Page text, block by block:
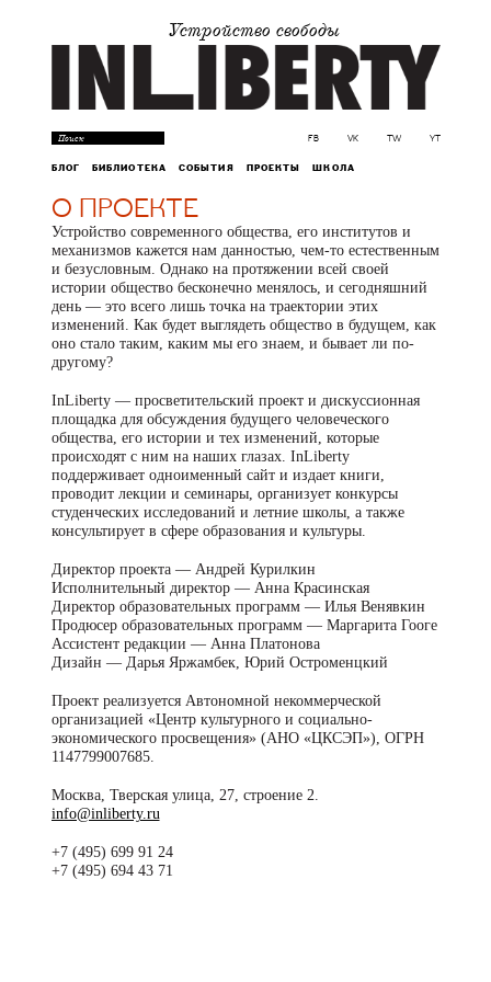
Устройство свободы
FB VK TW YT
БЛОГ БИБЛИОТЕКА СОБЫТИЯ ПРОЕКТЫ ШКОЛА
О ПРОЕКТЕ
Устройство современного общества, его институтов и
механизмов кажется нам данностью, чем-то естественным
и безусловным. Однако на протяжении всей своей
истории общество бесконечно менялось, и сегодняшний
день — это всего лишь точка на траектории этих
изменений. Как будет выглядеть общество в будущем, как
оно стало таким, каким мы его знаем, и бывает ли по-
другому?
InLiberty — просветительский проект и дискуссионная
площадка для обсуждения будущего человеческого
общества, его истории и тех изменений, которые
происходят с ним на наших глазах. InLiberty
поддерживает одноименный сайт и издает книги,
проводит лекции и семинары, организует конкурсы
студенческих исследований и летние школы, а также
консультирует в сфере образования и культуры.
Директор проекта — Андрей Курилкин
Исполнительный директор — Анна Красинская
Директор образовательных программ — Илья Венявкин
Продюсер образовательных программ — Маргарита Гооге
Ассистент редакции — Анна Платонова
Дизайн — Дарья Яржамбек, Юрий Остроменцкий
Проект реализуется Автономной некоммерческой
организацией «Центр культурного и социально-
экономического просвещения» (АНО «ЦКСЭП»), ОГРН
1147799007685.
Москва, Тверская улица, 27, строение 2.
info@inliberty.ru
+7 (495) 699 91 24
+7 (495) 694 43 71